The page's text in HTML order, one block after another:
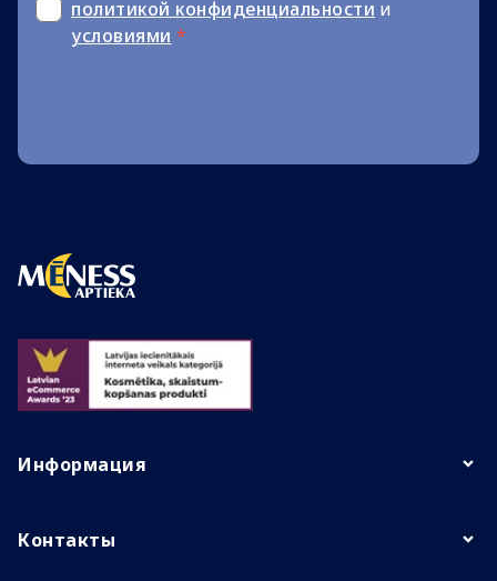
политикой конфиденциальности и
условиями *
Информация
Контакты